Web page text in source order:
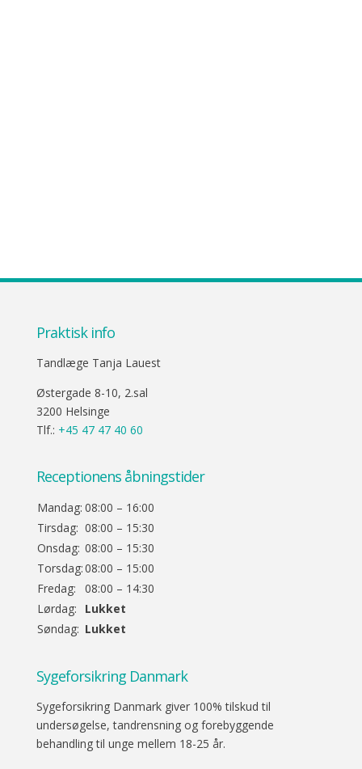
Praktisk info
Tandlæge Tanja Lauest
Østergade 8-10, 2.sal
3200 Helsinge
Tlf.: +45 47 47 40 60
Receptionens åbningstider
Mandag: 08:00 – 16:00
Tirsdag: 08:00 – 15:30
Onsdag: 08:00 – 15:30
Torsdag:08:00 – 15:00
Fredag:
08:00 – 14:30
Lørdag:
Lukket
Søndag: Lukket
Sygeforsikring Danmark
Sygeforsikring Danmark giver 100% tilskud til
undersøgelse, tandrensning og forebyggende
behandling til unge mellem 18-25 år.